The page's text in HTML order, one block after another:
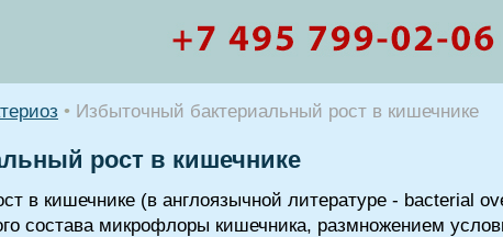
• Избыточный бактериальный рост в кишечнике
рост в кишечнике
в кишечнике (в англоязычной литературе - bacterial
состава микрофлоры кишечника, размножением